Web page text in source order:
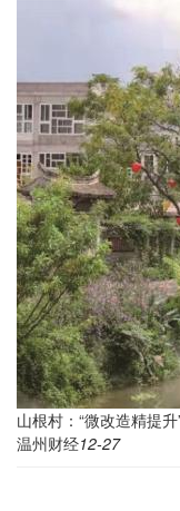
山根村：“微改造精提
温州财经12-27